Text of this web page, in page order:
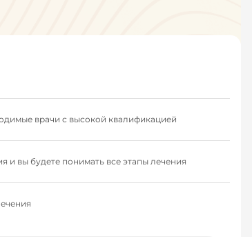
врачи с высокой квалификацией
и вы будете понимать все этапы лечения